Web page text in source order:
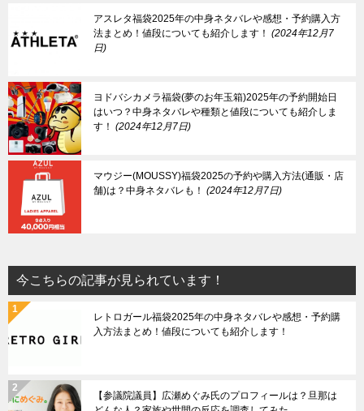
アスレタ福袋2025年の中身ネタバレや感想・予約購入方
法まとめ！値段についても紹介します！
2024年12月7
日
ヨドバシカメラ福袋(夢のお年玉箱)2025年の予約開始日
はいつ？中身ネタバレや種類と値段についても紹介しま
す！
2024年12月7日
マウジー(MOUSSY)福袋2025の予約や購入方法(通販・店
舗)は？中身ネタバレも！
2024年12月7日
今こちらの記事が見られています！
レトロガール福袋2025年の中身ネタバレや感想・予約購
入方法まとめ！値段についても紹介します！
【参議院議員】広瀬めぐみ氏のプロフィールは？旦那は